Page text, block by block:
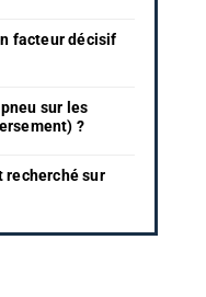
facteur décisif
sur les
?
recherché sur